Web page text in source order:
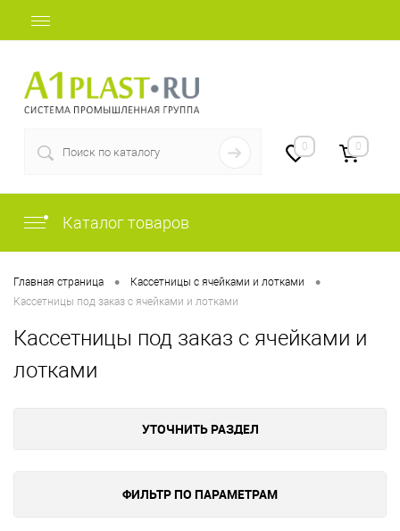
0 0
Каталог товаров
Главная страница • Кассетницы с ячейками и лотками •
Кассетницы под заказ с ячейками и лотками
Кассетницы под заказ с ячейками и
лотками
УТОЧНИТЬ РАЗДЕЛ
ФИЛЬТР ПО ПАРАМЕТРАМ